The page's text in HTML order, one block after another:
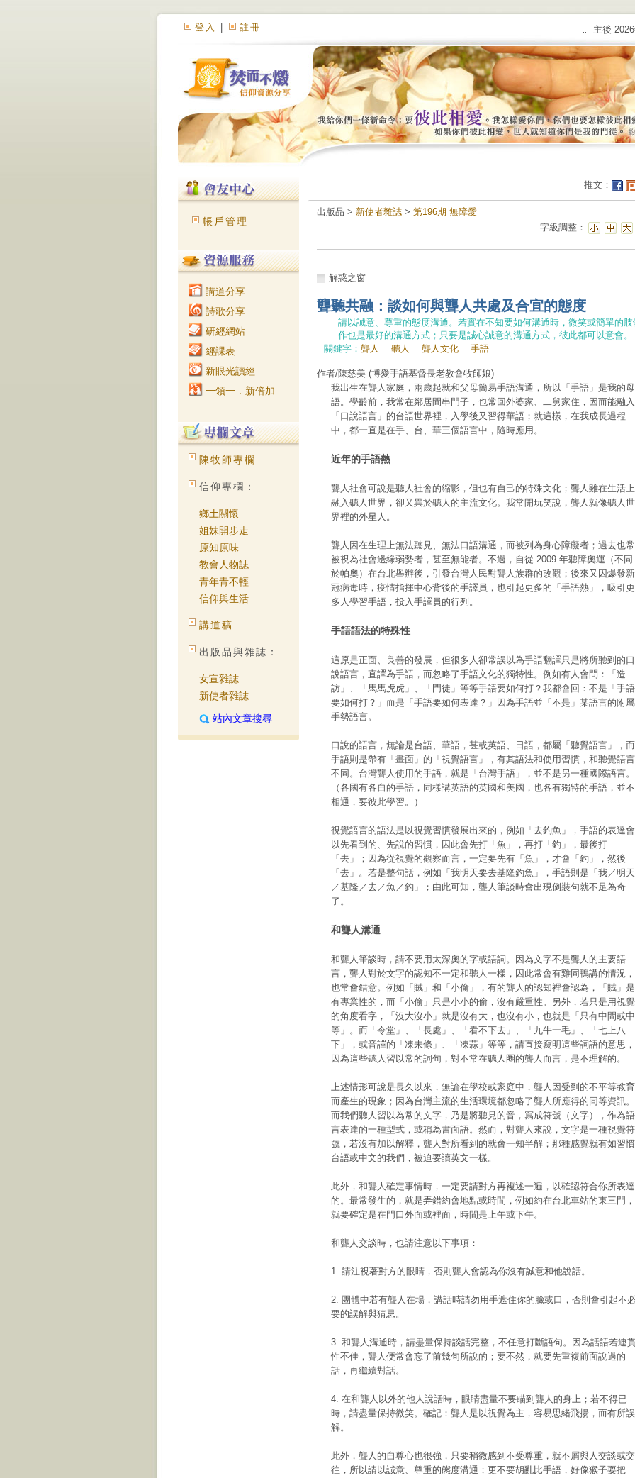
登入 註冊 主後
帳戶管理
講道分享
詩歌分享
研經網站
經課表
新眼光讀經
一領一．新倍加
陳牧師專欄
信仰專欄：
鄉土關懷
姐妹開步走
原知原味
教會人物誌
青年青不輕
信仰與生活
講道稿
出版品與雜誌：
女宣雜誌
新使者雜誌
站內文章搜尋
推文：
出版品 > 新使者雜誌 > 第196期 無障愛
字級調整：
解惑之窗
聾聽共融：談如何與聾人共處及合宜的態度
請以誠意、尊重的態度溝通。若實在不知要如何溝通時，微笑或簡單的肢
作也是最好的溝通方式；只要是誠心誠意的溝通方式，彼此都可以意會。
關鍵字： 聾人 聽人 聾人文化 手語
作者/陳慈美 (博愛手語基督長老教會牧師娘)
我出生在聾人家庭，兩歲起就和父母簡易手語溝通，所以「手語」是我的母
語。學齡前，我常在鄰居間串門子，也常回外婆家、二舅家住，因而能融入
「口說語言」的台語世界裡，入學後又習得華語；就這樣，在我成長過程
中，都一直是在手、台、華三個語言中，隨時應用。
近年的手語熱
聾人社會可說是聽人社會的縮影，但也有自己的特殊文化；聾人雖在生活上
融入聽人世界，卻又異於聽人的主流文化。我常開玩笑說，聾人就像聽人世
界裡的外星人。
聾人因在生理上無法聽見、無法口語溝通，而被列為身心障礙者；過去也常
被視為社會邊緣弱勢者，甚至無能者。不過，自從 2009 年聽障奧運（不同
於帕奧）在台北舉辦後，引發台灣人民對聾人族群的改觀；後來又因爆發新
冠病毒時，疫情指揮中心背後的手譯員，也引起更多的「手語熱」，吸引更
多人學習手語，投入手譯員的行列。
手語語法的特殊性
這原是正面、良善的發展，但很多人卻常誤以為手語翻譯只是將所聽到的口
說語言，直譯為手語，而忽略了手語文化的獨特性。例如有人會問：「造
訪」、「馬馬虎虎」、「門徒」等等手語要如何打？我都會回：不是「手語
要如何打？」而是「手語要如何表達？」因為手語並「不是」某語言的附屬
手勢語言。
口說的語言，無論是台語、華語，甚或英語、日語，都屬「聽覺語言」，而
手語則是帶有「畫面」的「視覺語言」，有其語法和使用習慣，和聽覺語言
不同。台灣聾人使用的手語，就是「台灣手語」，並不是另一種國際語言。
（各國有各自的手語，同樣講英語的英國和美國，也各有獨特的手語，並不
相通，要彼此學習。）
視覺語言的語法是以視覺習慣發展出來的，例如「去釣魚」，手語的表達會
以先看到的、先說的習慣，因此會先打「魚」，再打「釣」，最後打
「去」；因為從視覺的觀察而言，一定要先有「魚」，才會「釣」，然後
「去」。若是整句話，例如「我明天要去基隆釣魚」，手語則是「我／明天
／基隆／去／魚／釣」；由此可知，聾人筆談時會出現倒裝句就不足為奇
了。
和聾人溝通
和聾人筆談時，請不要用太深奧的字或語詞。因為文字不是聾人的主要語
言，聾人對於文字的認知不一定和聽人一樣，因此常會有雞同鴨講的情況，
也常會錯意。例如「賊」和「小偷」，有的聾人的認知裡會認為，「賊」是
有專業性的，而「小偷」只是小小的偷，沒有嚴重性。另外，若只是用視覺
的角度看字，「沒大沒小」就是沒有大，也沒有小，也就是「只有中間或中
等」。而「令堂」、「長處」、「看不下去」、「九牛一毛」、「七上八
下」，或音譯的「凍未條」、「凍蒜」等等，請直接寫明這些詞語的意思，
因為這些聽人習以常的詞句，對不常在聽人圈的聾人而言，是不理解的。
上述情形可說是長久以來，無論在學校或家庭中，聾人因受到的不平等教育
而產生的現象；因為台灣主流的生活環境都忽略了聾人所應得的同等資訊。
而我們聽人習以為常的文字，乃是將聽見的音，寫成符號（文字），作為語
言表達的一種型式，或稱為書面語。然而，對聾人來說，文字是一種視覺符
號，若沒有加以解釋，聾人對所看到的就會一知半解；那種感覺就有如習慣
台語或中文的我們，被迫要讀英文一樣。
此外，和聾人確定事情時，一定要請對方再複述一遍，以確認符合你所表達
的。最常發生的，就是弄錯約會地點或時間，例如約在台北車站的東三門，
就要確定是在門口外面或裡面，時間是上午或下午。
和聾人交談時，也請注意以下事項：
1. 請注視著對方的眼睛，否則聾人會認為你沒有誠意和他說話。
2. 團體中若有聾人在場，講話時請勿用手遮住你的臉或口，否則會引起不
要的誤解與猜忌。
3. 和聾人溝通時，請盡量保持談話完整，不任意打斷語句。因為話語若連
性不佳，聾人便常會忘了前幾句所說的；要不然，就要先重複前面說過的
話，再繼續對話。
4. 在和聾人以外的他人說話時，眼睛盡量不要瞄到聾人的身上；若不得已
時，請盡量保持微笑。確記：聾人是以視覺為主，容易思緒飛揚，而有所誤
解。
此外，聾人的自尊心也很強，只要稍微感到不受尊重，就不屑與人交談或交
往，所以請以誠意、尊重的態度溝通；更不要胡亂比手語，好像猴子耍把